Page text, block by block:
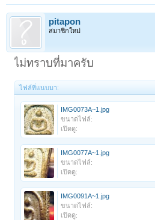
pitapon
สมาชิกใหม่
ไม่ทราบที่มาครับ
ไฟล์ที่แนบมา:
IMG0073A~1.jpg
ขนาดไฟล์:
เปิดดู:
IMG0077A~1.jpg
ขนาดไฟล์:
เปิดดู:
IMG0091A~1.jpg
ขนาดไฟล์:
เปิดดู: